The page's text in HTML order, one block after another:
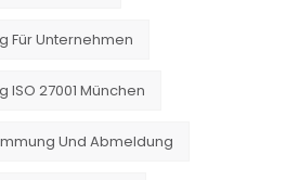
Für Unternehmen
27001 München
Und Abmeldung